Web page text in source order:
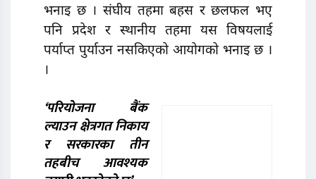
भनाइ छ । संघीय तहमा बहस र छलफल भए
पनि प्रदेश र स्थानीय तहमा यस विषयलाई
पर्याप्त पुर्याउन नसकिएको आयोगकाे भनाइ छ ।
।
‘परियोजना बैंक
ल्याउन क्षेत्रगत निकाय
र सरकारका तीन
तहबीच आवश्यक